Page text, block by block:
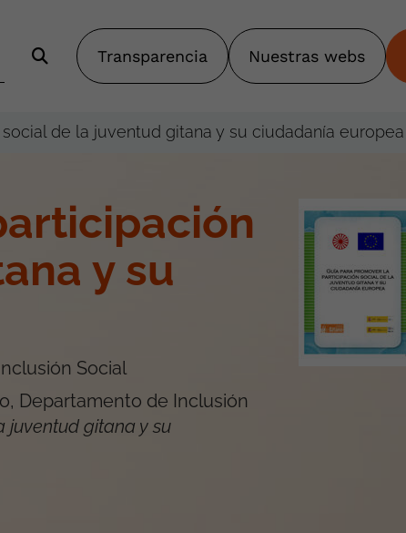
Transparencia Nuestras webs
de la juventud gitana y su ciudadanía europea
y su
Social
Departamento de Inclusión
juventud gitana y su